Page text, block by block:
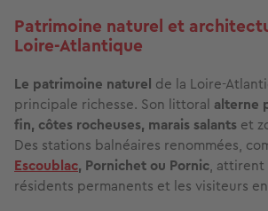
Patrimoine naturel et
Loire-Atlantique
Le patrimoine naturel de la Loire-
principale richesse. Son littoral alterne
fin, côtes rocheuses, marais salants et
Des stations balnéaires renommées,
Escoublac, Pornichet ou Pornic, attirent
résidents permanents et les visiteurs